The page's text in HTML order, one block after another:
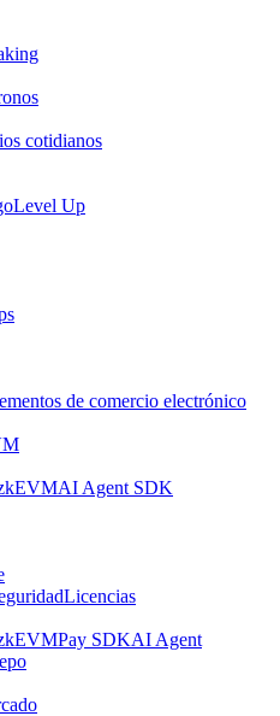
cotidianos
Level Up
de comercio electrónico
AI Agent SDK
Licencias
Pay SDKAI Agent